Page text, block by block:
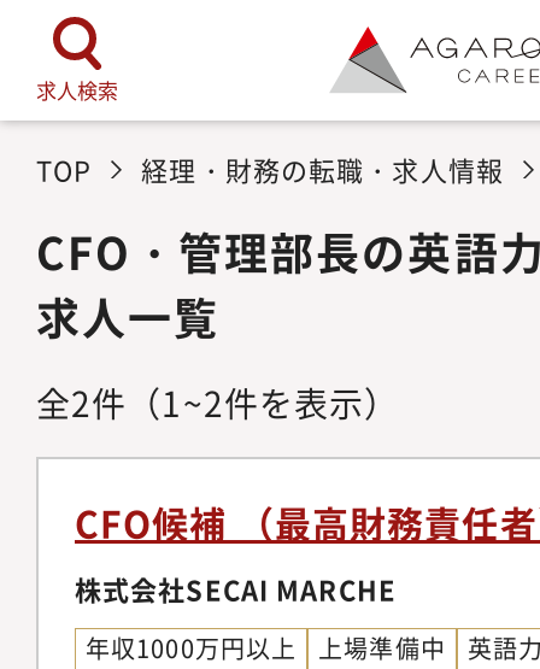
求人検索
TOP 経理・財務の転職・求人情報
CFO・管理部長の英語
求人一覧
全2件 （1~2件を表示）
CFO候補 （最高財務責任
株式会社SECAI MARCHE
年収1000万円以上 上場準備中
英語